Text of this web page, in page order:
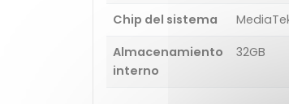
Chip del sistema
Almacenamiento
interno
32GB